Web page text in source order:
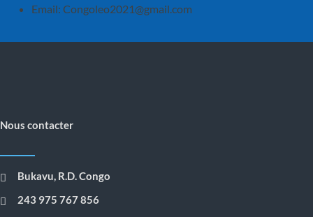
Email: Congoleo2021@gmail.com
Nous contacter
Bukavu, R.D. Congo
243 975 767 856